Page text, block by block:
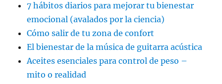
7 hábitos diarios para mejorar tu bienestar
emocional (avalados por la ciencia)
Cómo salir de tu zona de confort
El bienestar de la música de guitarra acústica
Aceites esenciales para control de peso –
mito o realidad